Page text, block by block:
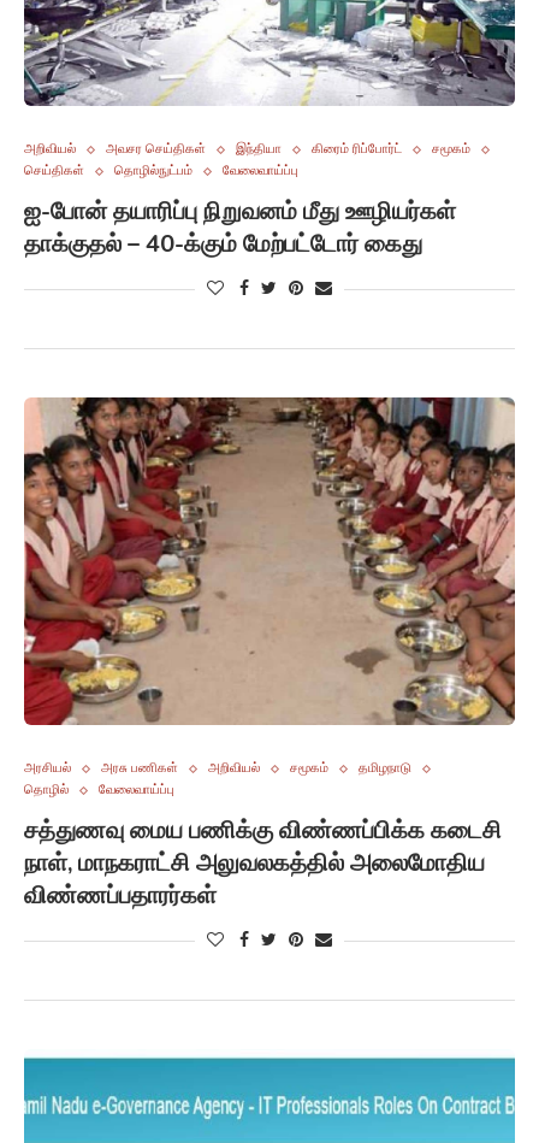
அறிவியல் அவசர செய்திகள் இந்தியா கிரைம் ரிப்போர்ட்
சமூகம்
செய்திகள்
தொழில்நுட்பம் வேலைவாய்ப்பு
ஐ-போன் தயாரிப்பு நிறுவனம் மீது ஊழியர்கள்
தாக்குதல் – 40-க்கும் மேற்பட்டோர் கைது
அரசியல் அரசு பணிகள் அறிவியல் சமூகம்
தமிழநாடு
தொழில்
வேலைவாய்ப்பு
சத்துணவு மைய பணிக்கு விண்ணப்பிக்க கடைசி
நாள், மாநகராட்சி அலுவலகத்தில் அலைமோதிய
விண்ணப்பதாரர்கள்